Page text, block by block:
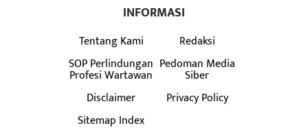
INFORMASI
Tentang Kami
Redaksi
SOP Perlindungan
Profesi Wartawan
Pedoman Media
Siber
Disclaimer
Privacy Policy
Sitemap Index